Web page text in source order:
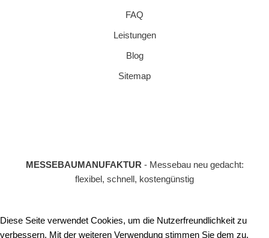
FAQ
Leistungen
Blog
Sitemap
MESSEBAUMANUFAKTUR - Messebau neu gedacht:
flexibel, schnell, kostengünstig
Diese Seite verwendet Cookies, um die Nutzerfreundlichkeit zu
verbessern. Mit der weiteren Verwendung stimmen Sie dem zu.